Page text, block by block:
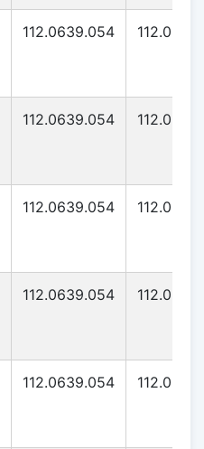
112.0639.054
112.0639.054
112.0639.054
112.0639.054
112.0639.054